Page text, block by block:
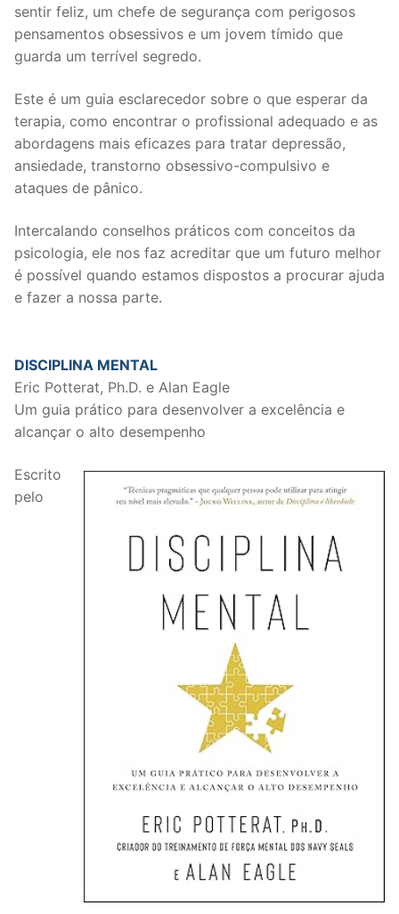
sentir feliz, um chefe de segurança com perigosos
pensamentos obsessivos e um jovem tímido que
guarda um terrível segredo.
Este é um guia esclarecedor sobre o que esperar da
terapia, como encontrar o profissional adequado e as
abordagens mais eficazes para tratar depressão,
ansiedade, transtorno obsessivo-compulsivo e
ataques de pânico.
Intercalando conselhos práticos com conceitos da
psicologia, ele nos faz acreditar que um futuro melhor
é possível quando estamos dispostos a procurar ajuda
e fazer a nossa parte.
DISCIPLINA MENTAL
Eric Potterat, Ph.D. e Alan Eagle
Um guia prático para desenvolver a excelência e
alcançar o alto desempenho
Escrito
pelo